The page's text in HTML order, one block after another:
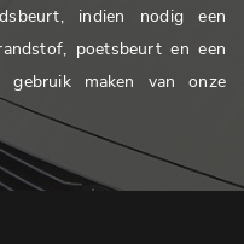
indien nodig een
poetsbeurt en een
maken van onze